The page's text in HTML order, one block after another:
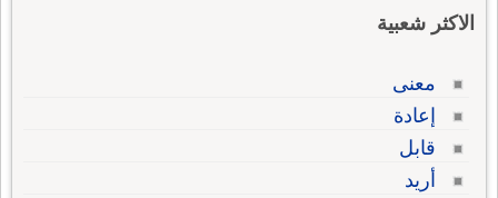
الاكثر شعبية
معنى
إعادة
قابل
أريد